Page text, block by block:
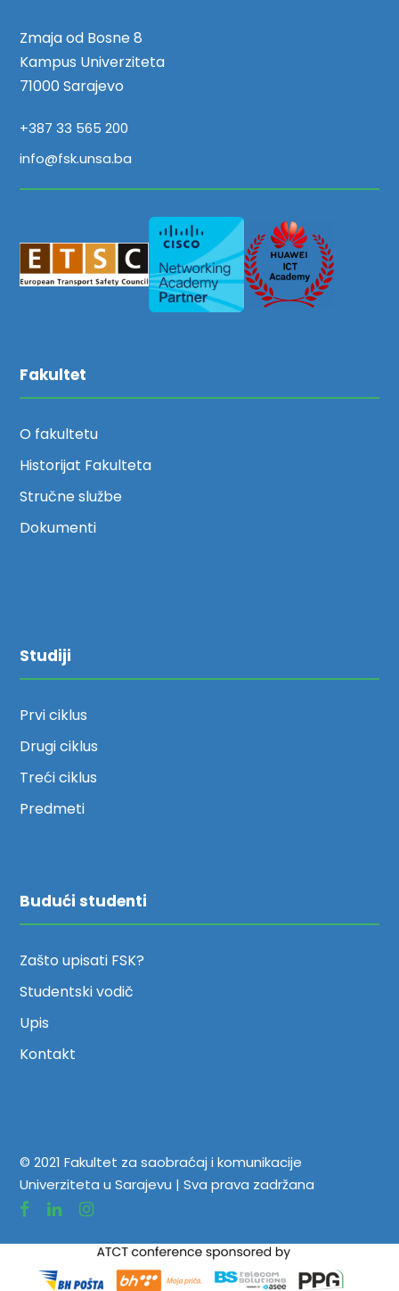
Zmaja od Bosne 8
Kampus Univerziteta
71000 Sarajevo
+387 33 565 200
info@fsk.unsa.ba
Fakultet
O fakultetu
Historijat Fakulteta
Stručne službe
Dokumenti
Studiji
Prvi ciklus
Drugi ciklus
Treći ciklus
Predmeti
Budući studenti
Zašto upisati FSK?
Studentski vodič
Upis
Kontakt
© 2021 Fakultet za saobraćaj i komunikacije
Univerziteta u Sarajevu | Sva prava zadržana